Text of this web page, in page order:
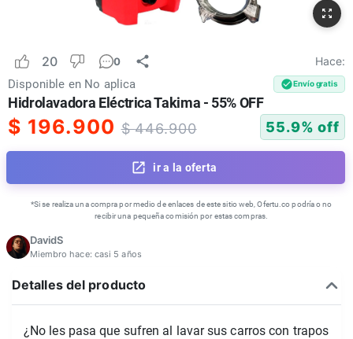
20 0 Hace:
Disponible en No aplica Envío gratis
Hidrolavadora Eléctrica Takima - 55% OFF
$ 196.900 $446.900 55.9% off
ir a la oferta
*Si se realiza una compra por medio de enlaces de este sitio web, Ofertu.co podría o no
recibir una pequeña comisión por estas compras.
DavidS
Miembro hace: casi 5 años
Detalles del producto
¿No les pasa que sufren al lavar sus carros con trapos